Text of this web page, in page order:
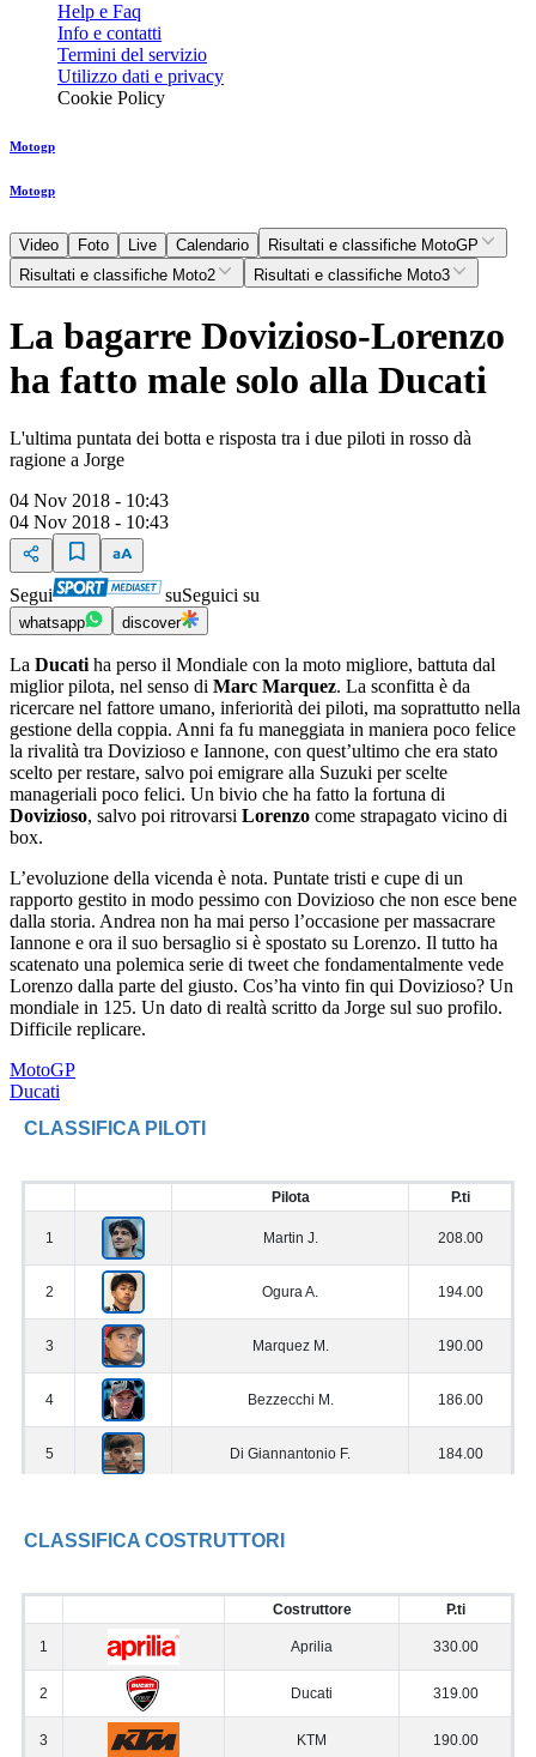
Help e Faq
Info e contatti
Termini del servizio
Utilizzo dati e privacy
Cookie Policy
Motogp
Motogp
Video Foto Live Calendario
Risultati e classifiche MotoGP
Risultati e classifiche Moto2
Risultati e classifiche Moto3
La bagarre Dovizioso-Lorenzo
ha fatto male solo alla Ducati
L'ultima puntata dei botta e risposta tra i due piloti in rosso dà
ragione a Jorge
04 Nov 2018 - 10:43
04 Nov 2018 - 10:43
Segui suSeguici su
whatsapp discover
La Ducati ha perso il Mondiale con la moto migliore, battuta dal
miglior pilota, nel senso di Marc Marquez. La sconfitta è da
ricercare nel fattore umano, inferiorità dei piloti, ma soprattutto nella
gestione della coppia. Anni fa fu maneggiata in maniera poco felice
la rivalità tra Dovizioso e Iannone, con quest’ultimo che era stato
scelto per restare, salvo poi emigrare alla Suzuki per scelte
manageriali poco felici. Un bivio che ha fatto la fortuna di
Dovizioso, salvo poi ritrovarsi Lorenzo come strapagato vicino di
box.
L’evoluzione della vicenda è nota. Puntate tristi e cupe di un
rapporto gestito in modo pessimo con Dovizioso che non esce bene
dalla storia. Andrea non ha mai perso l’occasione per massacrare
Iannone e ora il suo bersaglio si è spostato su Lorenzo. Il tutto ha
scatenato una polemica serie di tweet che fondamentalmente vede
Lorenzo dalla parte del giusto. Cos’ha vinto fin qui Dovizioso? Un
mondiale in 125. Un dato di realtà scritto da Jorge sul suo profilo.
Difficile replicare.
MotoGP
Ducati